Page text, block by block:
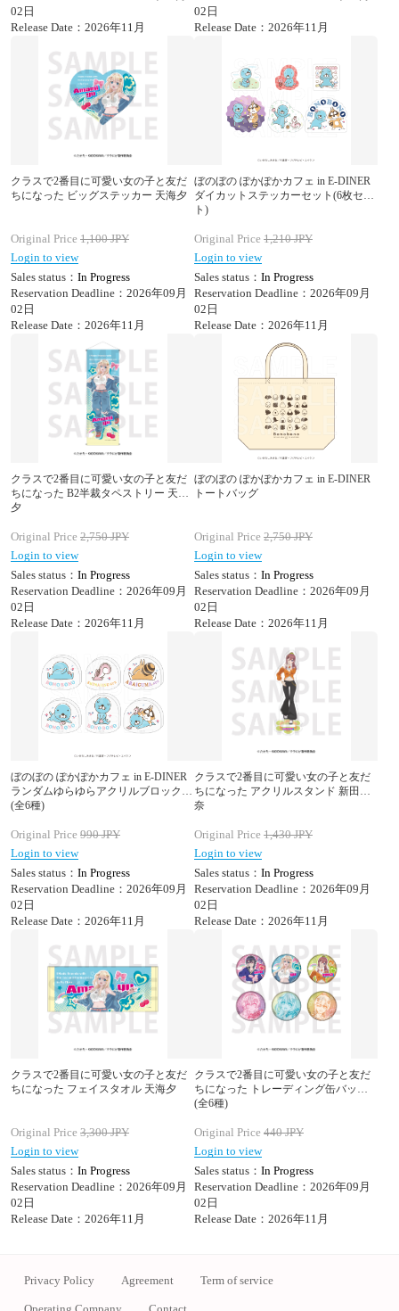
02日
Release Date：2026年11月
02日
Release Date：2026年11月
クラスで2番目に可愛い女の子と友だ
ちになった ビッグステッカー 天海夕
Original Price 1,100JPY
Login to view
Sales status： In Progress
Reservation Deadline：2026年09月
02日
Release Date：2026年11月
ぼのぼの ぽかぽかカフェ in E-DINER
ダイカットステッカーセット(6枚セッ
ト)
Original Price 1,210JPY
Login to view
Sales status： In Progress
Reservation Deadline：2026年09月
02日
Release Date：2026年11月
クラスで2番目に可愛い女の子と友だ
ちになった B2半裁タペストリー 天海
夕
Original Price 2,750JPY
Login to view
Sales status： In Progress
Reservation Deadline：2026年09月
02日
Release Date：2026年11月
ぼのぼの ぽかぽかカフェ in E-DINER
トートバッグ
Original Price 2,750JPY
Login to view
Sales status： In Progress
Reservation Deadline：2026年09月
02日
Release Date：2026年11月
ぼのぼの ぽかぽかカフェ in E-DINER
ランダムゆらゆらアクリルブロック
(全6種)
Original Price 990JPY
Login to view
Sales status： In Progress
Reservation Deadline：2026年09月
02日
Release Date：2026年11月
クラスで2番目に可愛い女の子と友だ
ちになった アクリルスタンド 新田新
奈
Original Price 1,430JPY
Login to view
Sales status： In Progress
Reservation Deadline：2026年09月
02日
Release Date：2026年11月
クラスで2番目に可愛い女の子と友だ
ちになった フェイスタオル 天海夕
Original Price 3,300JPY
Login to view
Sales status： In Progress
Reservation Deadline：2026年09月
02日
Release Date：2026年11月
クラスで2番目に可愛い女の子と友だ
ちになった トレーディング缶バッジ
(全6種)
Original Price 440JPY
Login to view
Sales status： In Progress
Reservation Deadline：2026年09月
02日
Release Date：2026年11月
Privacy Policy Agreement Term of service